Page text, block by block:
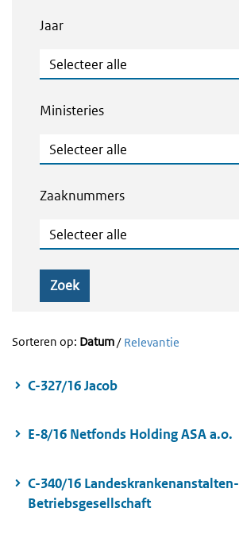
Jaar
Jaar
Ministeries
Ministeries
Zaaknummers
Zaaknummers
Zoek
Sorteren op: Datum/ Relevantie
C-327/16 Jacob
E-8/16 Netfonds Holding ASA a.o.
C-340/16 Landeskrankenanstalten-
Betriebsgesellschaft